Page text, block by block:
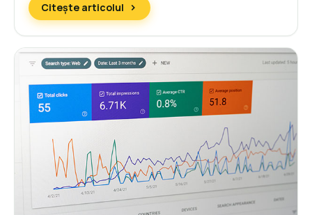
Citește articolul